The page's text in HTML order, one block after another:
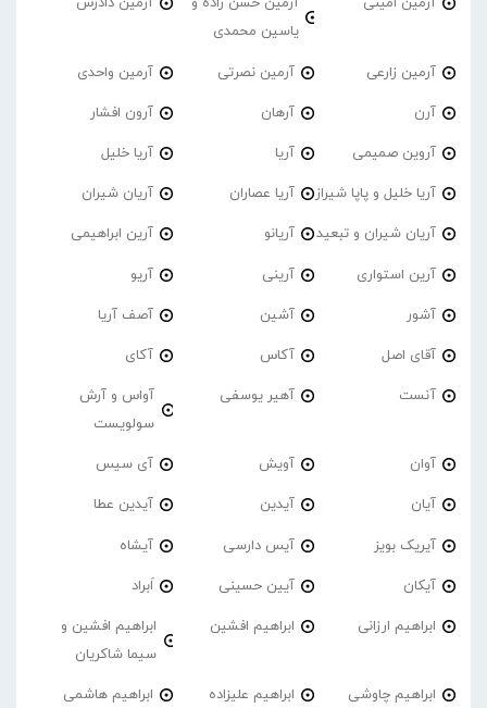
یاسین محمدی
آرمین زارعی آرمین نصرتی آرمین واحدی
آرن آرهان آرون افشار
آروین صمیمی آریا آریا خلیل
آریا خلیل و پاپا شیراز آریا عصاران آریان شیران
آریان شیران و تبعید آریانو آرین ابراهیمی
آرین استواری آرینی آریو
آشور آشین آصف آریا
آقای اصل آکاس آکای
آنست آهیر یوسفی
آواس و آرش
سولویست
آوان آویش آی سیس
آیان آیدین آیدین عطا
آیریک بویز آیس دارسی آیشاه
آیکان آیین حسینی اَبراد
ابراهیم ارزانی ابراهیم افشین
ابراهیم افشین و
سیما شاکریان
ابراهیم چاوشی ابراهیم علیزاده ابراهیم هاشمی